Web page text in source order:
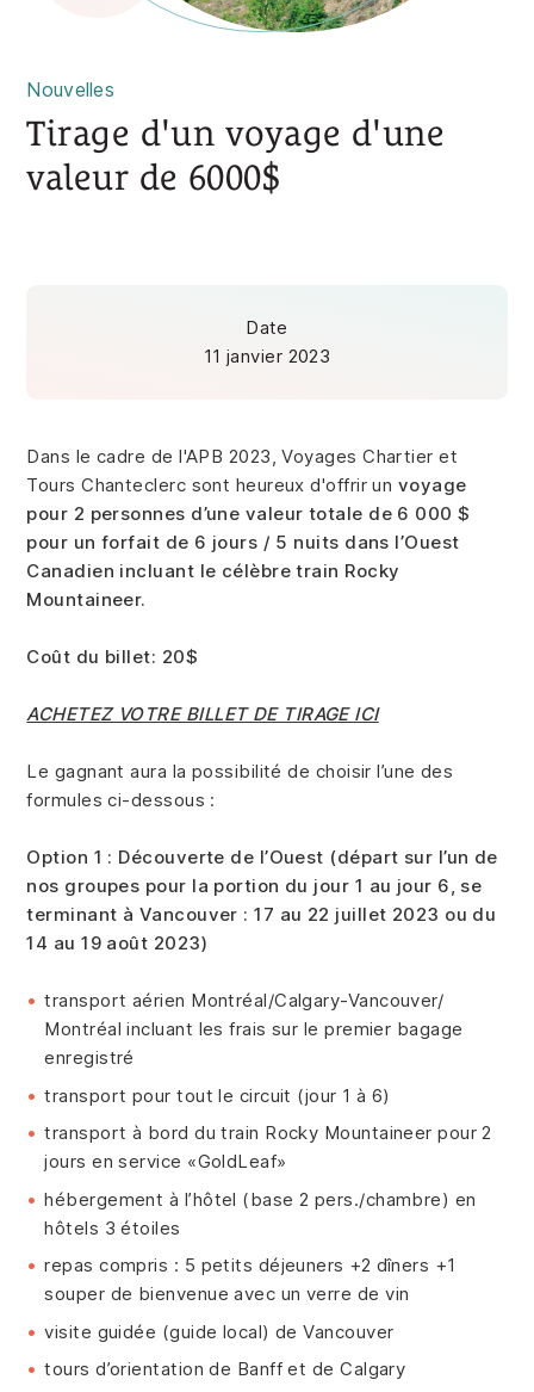
Nouvelles
Tirage d'un voyage d'une
valeur de 6000$
Date
11 janvier 2023
Dans le cadre de l'APB 2023, Voyages Chartier et
Tours Chanteclerc sont heureux d'offrir un voyage
pour 2 personnes d’une valeur totale de 6 000 $
pour un forfait de 6 jours / 5 nuits dans l’Ouest
Canadien incluant le célèbre train Rocky
Mountaineer.
Coût du billet: 20$
ACHETEZ VOTRE BILLET DE TIRAGE ICI
Le gagnant aura la possibilité de choisir l’une des
formules ci-dessous :
Option 1 : Découverte de l’Ouest (départ sur l’un de
nos groupes pour la portion du jour 1 au jour 6, se
terminant à Vancouver : 17 au 22 juillet 2023 ou du
14 au 19 août 2023)
transport aérien Montréal/Calgary-Vancouver/
Montréal incluant les frais sur le premier bagage
enregistré
transport pour tout le circuit (jour 1 à 6)
transport à bord du train Rocky Mountaineer pour 2
jours en service «GoldLeaf»
hébergement à l’hôtel (base 2 pers./chambre) en
hôtels 3 étoiles
repas compris : 5 petits déjeuners +2 dîners +1
souper de bienvenue avec un verre de vin
visite guidée (guide local) de Vancouver
tours d’orientation de Banff et de Calgary